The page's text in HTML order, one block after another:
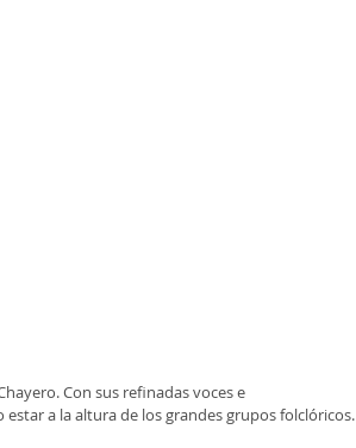
Con sus refinadas voces e
a la altura de los grandes grupos folclóricos.